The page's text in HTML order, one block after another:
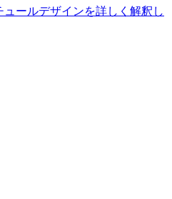
ールデザインを詳しく解釈し